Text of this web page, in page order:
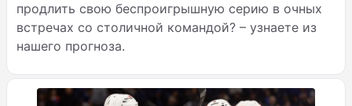
продлить свою беспроигрышную серию в очных
встречах со столичной командой? – узнаете из
нашего прогноза.